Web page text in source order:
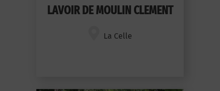
LAVOIR DE MOULIN CLEMENT
La Celle